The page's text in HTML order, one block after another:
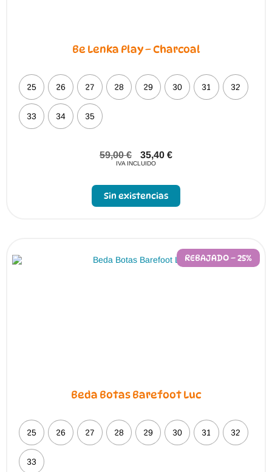
Be Lenka Play – Charcoal
25 26 27 28 29 30 31 32
33 34 35
59,00€ 35,40 €
IVA INCLUIDO
Sin existencias
REBAJADO – 25%
Beda Botas Barefoot Luc
25 26 27 28 29 30 31 32
33